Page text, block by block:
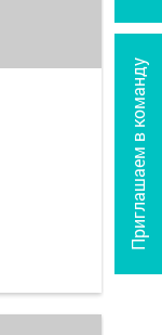
Приглашаем в команду